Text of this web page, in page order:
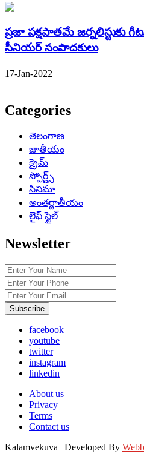
ప్రజా పక్షపాతమే జర్నలిస్టుకు
సీనియర్ సంపాదకులు
17-Jan-2022
Categories
తెలంగాణ
జాతీయం
క్రైమ్
స్పోర్ట్స్
సినిమా
అంతర్జాతీయం
లైఫ్ స్టైల్
Newsletter
Subscribe
facebook
youtube
twitter
instagram
linkedin
About us
Privacy
Terms
Contact us
Kalamvekuva | Developed By